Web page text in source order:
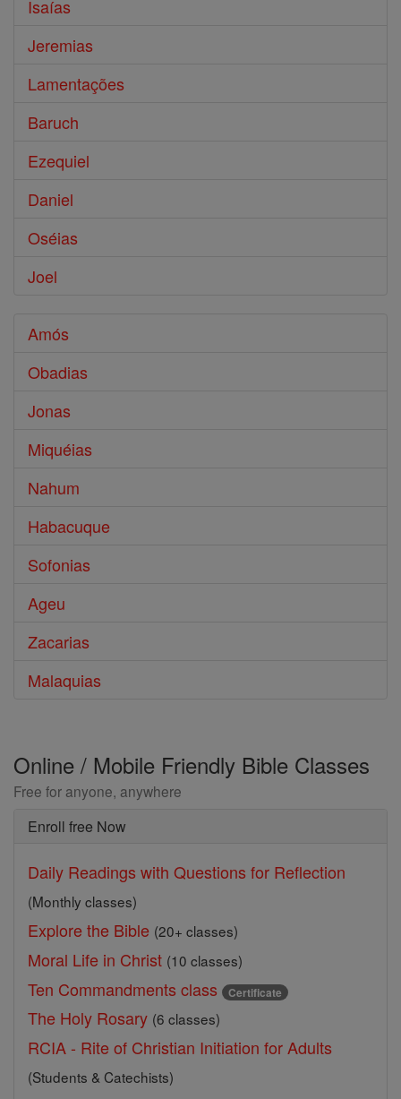
Isaías
Jeremias
Lamentações
Baruch
Ezequiel
Daniel
Oséias
Joel
Amós
Obadias
Jonas
Miquéias
Nahum
Habacuque
Sofonias
Ageu
Zacarias
Malaquias
Online / Mobile Friendly Bible Classes
Free for anyone, anywhere
Enroll free Now
Daily Readings with Questions for Reflection
(Monthly classes)
Explore the Bible (20+ classes)
Moral Life in Christ (10 classes)
Ten Commandments class Certificate
The Holy Rosary (6 classes)
RCIA - Rite of Christian Initiation for Adults
(Students & Catechists)